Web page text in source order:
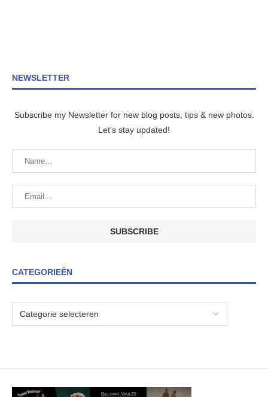
NEWSLETTER
Subscribe my Newsletter for new blog posts, tips & new photos.
Let's stay updated!
CATEGORIEËN